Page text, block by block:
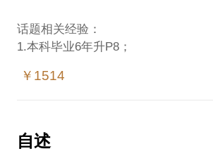
话题相关经验：
1.本科毕业6年升P8；
人，社招就更不用提了；
实战经验。
话题适用人群：
￥1514
自述